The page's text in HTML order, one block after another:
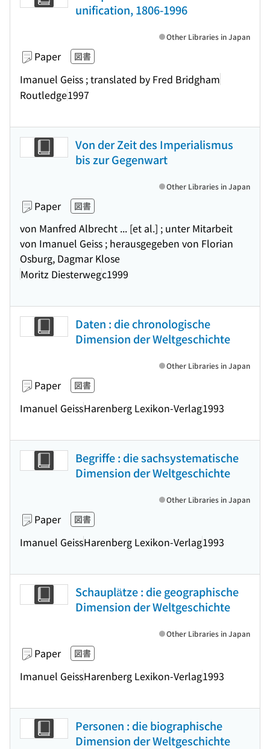
unification, 1806-1996
Paper 図書
Imanuel Geiss ; translated by Fred Bridgham
Routledge1997
Other Libraries in Japan
Von der Zeit des Imperialismus
bis zur Gegenwart
Paper 図書
von Manfred Albrecht ... [et al.] ; unter Mitarbeit
von Imanuel Geiss ; herausgegeben von Florian
Osburg, Dagmar Klose
Moritz Diesterwegc1999
Other Libraries in Japan
Daten : die chronologische
Dimension der Weltgeschichte
Paper 図書
Imanuel GeissHarenberg Lexikon-Verlag1993
Other Libraries in Japan
Begriffe : die sachsystematische
Dimension der Weltgeschichte
Paper 図書
Imanuel GeissHarenberg Lexikon-Verlag1993
Other Libraries in Japan
Schauplätze : die geographische
Dimension der Weltgeschichte
Paper 図書
Imanuel GeissHarenberg Lexikon-Verlag1993
Other Libraries in Japan
Personen : die biographische
Dimension der Weltgeschichte